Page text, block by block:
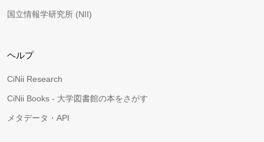
国立情報学研究所 (NII)
ヘルプ
CiNii Research
CiNii Books - 大学図書館の本をさがす
メタデータ・API